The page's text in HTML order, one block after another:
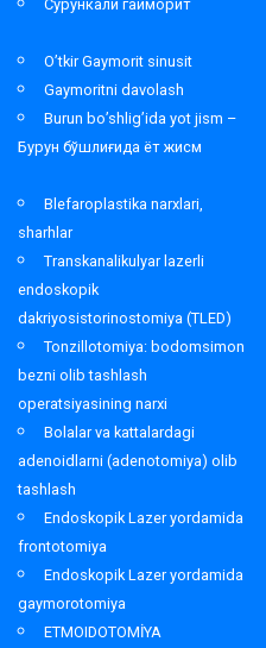
Сурункали гайморит
O’tkir Gaymorit sinusit
Gaymoritni davolash
Burun bo’shlig’ida yot jism –
Бурун бўшлиғида ёт жисм
Blefaroplastika narxlari,
sharhlar
Transkanalikulyar lazerli
endoskopik
dakriyosistorinostomiya (TLED)
Tonzillotomiya: bodomsimon
bezni olib tashlash
operatsiyasining narxi
Bolalar va kattalardagi
adenoidlarni (adenotomiya) olib
tashlash
Endoskopik Lazer yordamida
frontotomiya
Endoskopik Lazer yordamida
gaymorotomiya
ETMOIDOTOMİYA